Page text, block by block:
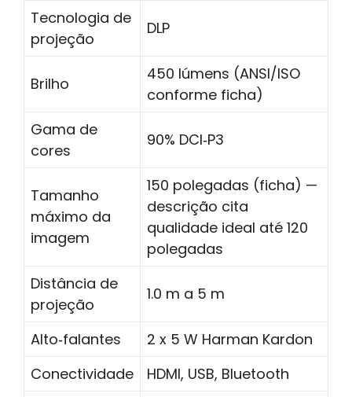
Tecnologia de
projeção
DLP
Brilho
450 lúmens (ANSI/ISO
conforme ficha)
Gama de
cores
90% DCI‑P3
Tamanho
máximo da
imagem
150 polegadas (ficha) —
descrição cita
qualidade ideal até 120
polegadas
Distância de
projeção
1.0 m a 5 m
Alto‑falantes
2 x 5 W Harman Kardon
Conectividade
HDMI, USB, Bluetooth